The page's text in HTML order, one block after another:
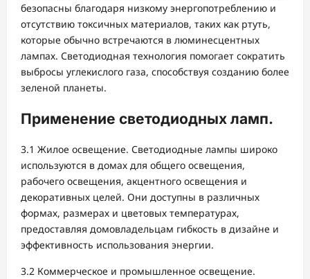
безопасны благодаря низкому энергопотреблению и
отсутствию токсичных материалов, таких как ртуть,
которые обычно встречаются в люминесцентных
лампах. Светодиодная технология помогает сократить
выбросы углекислого газа, способствуя созданию более
зеленой планеты.
Применение светодиодных ламп.
3.1 Жилое освещение. Светодиодные лампы широко
используются в домах для общего освещения,
рабочего освещения, акцентного освещения и
декоративных целей. Они доступны в различных
формах, размерах и цветовых температурах,
предоставляя домовладельцам гибкость в дизайне и
эффективность использования энергии.
3.2 Коммерческое и промышленное освещение.